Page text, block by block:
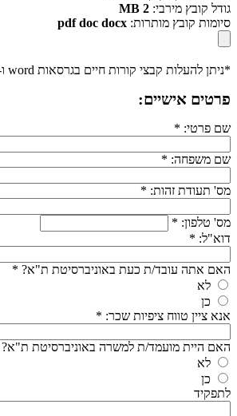
גודל קובץ מירבי: 2 MB
סיומות קובץ מותרות: pdf doc docx
*ניתן להעלות קבצי קורות חיים בגרסאות word ו-Pdf (לא סרוק) בלבד.
פרטים אישיים:
שם פרטי: *
שם משפחה: *
מס' תעודת זהות: *
מס' טלפון: *
דוא"ל: *
האם אתה עובד/ת כעת באוניברסיטת ת"א? *
לא
כן
אנא ציין טווח ציפיות שכר: *
האם היית מועמד/ת למשרה באוניברסיטת ת"א?
לא
כן
לתפקיד